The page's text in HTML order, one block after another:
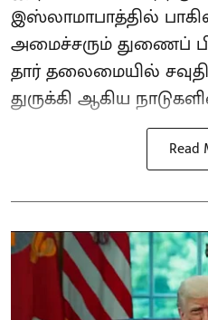
இஸ்லாமாபாத்தில்
அமைச்சரும் துணைப்
தார் தலைமையில் சவுதி
துருக்கி ஆகிய
Read